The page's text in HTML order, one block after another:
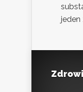
jeden